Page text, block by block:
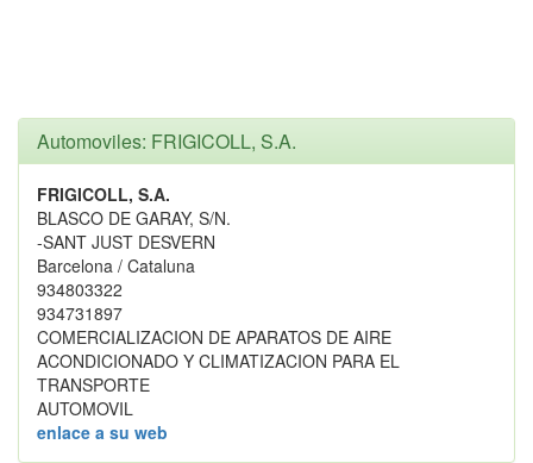
Automoviles: FRIGICOLL, S.A.
FRIGICOLL, S.A.
BLASCO DE GARAY, S/N.
-SANT JUST DESVERN
Barcelona / Cataluna
934803322
934731897
COMERCIALIZACION DE APARATOS DE AIRE
ACONDICIONADO Y CLIMATIZACION PARA EL
TRANSPORTE
AUTOMOVIL
enlace a su web